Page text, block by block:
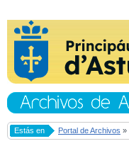
Estás en Portal de Archivos »